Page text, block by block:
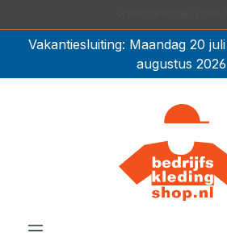
Vakantiesluiting: Maandag 20
augustus 2026